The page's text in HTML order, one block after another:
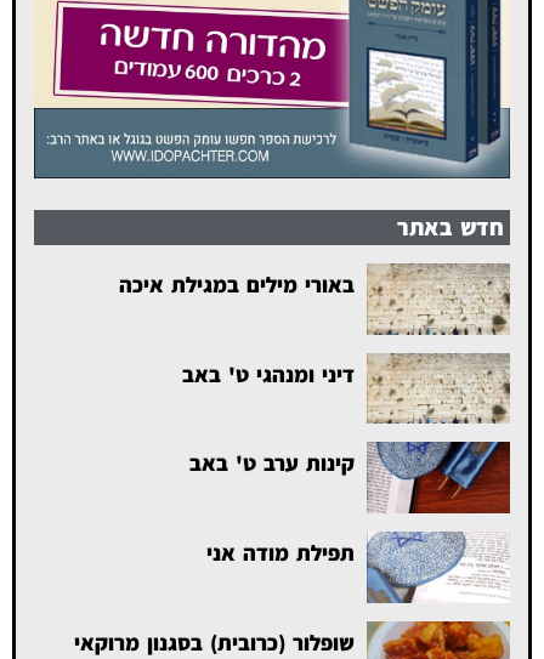
חדש באתר
באורי מילים במגילת איכה
דיני ומנהגי ט' באב
קינות ערב ט' באב
תפילת מודה אני
שופלור (כרובית) בסגנון מרוקאי